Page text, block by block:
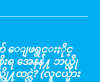
ေျဖရွင္းႏိုင္
ရ အေနနဲ႔ ဘယ္လို
႔ထင္လဲ? (လူငယ္မ်ား